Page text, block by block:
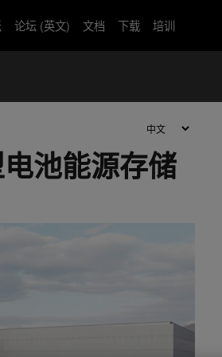
论坛 (英文) 文档 下载 培训
池能源存储